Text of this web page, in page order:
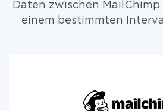
Daten zwischen
einem bestimmten